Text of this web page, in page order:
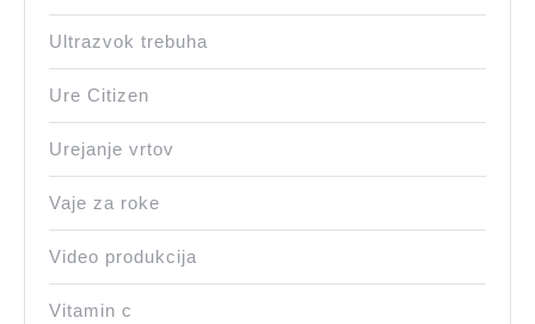
Ultrazvok trebuha
Ure Citizen
Urejanje vrtov
Vaje za roke
Video produkcija
Vitamin c